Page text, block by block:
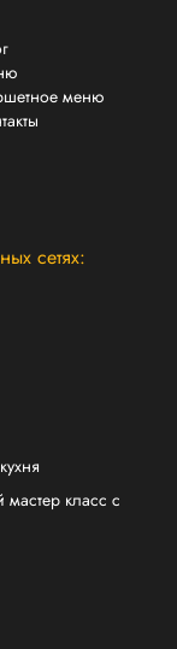
меню
сетях:
класс с